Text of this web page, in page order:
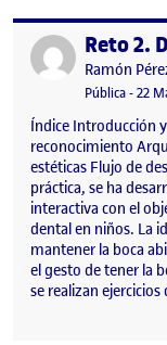
Publicado por
Publicado
Ramón
Visibilidad:
Pública-22
Índice Introducción
reconocimiento
estéticas Flujo de
práctica, se ha
interactiva con el
dental en niños. La
mantener la boca
el gesto de tener la
se realizan ejercicios